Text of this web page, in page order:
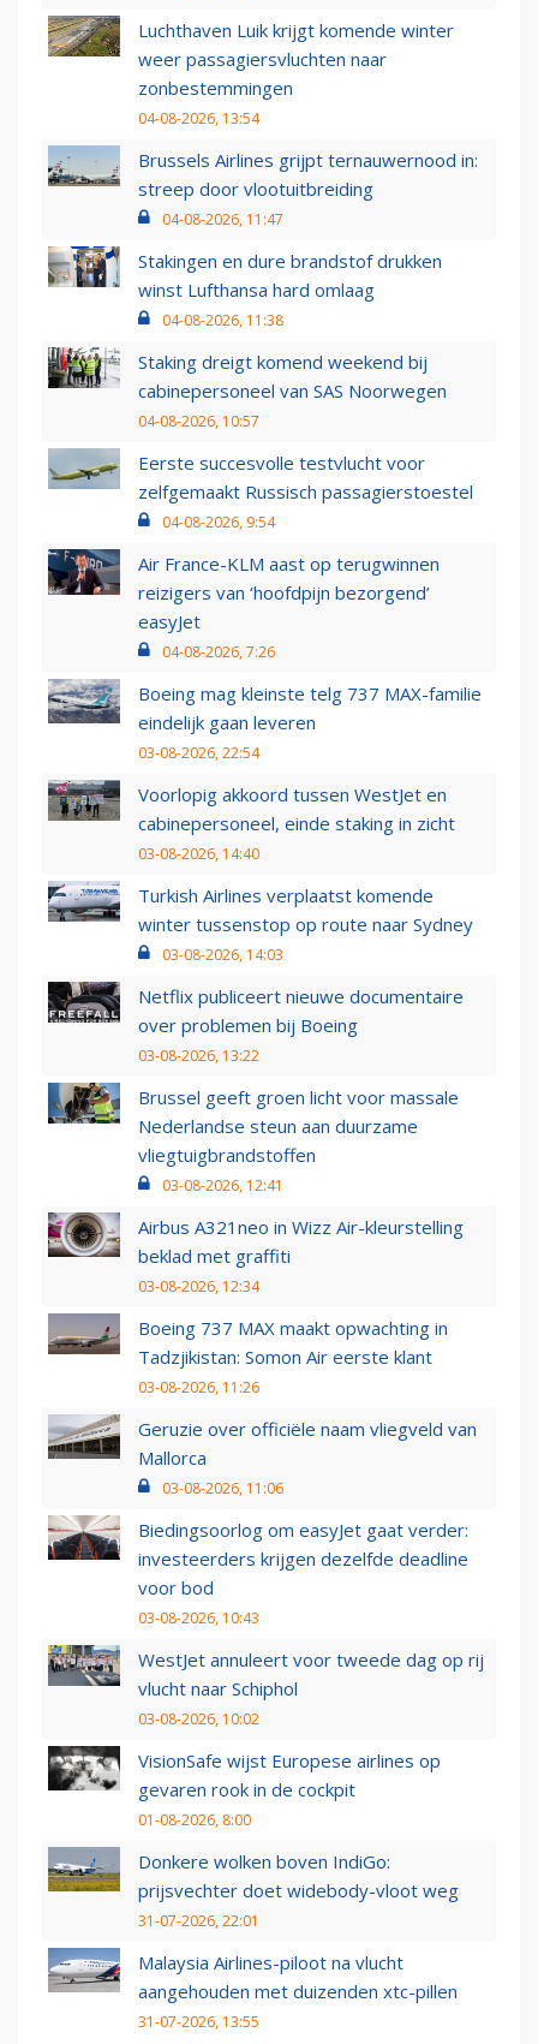
Luchthaven Luik krijgt komende winter
weer passagiersvluchten naar
zonbestemmingen
04-08-2026, 13:54
Brussels Airlines grijpt ternauwernood in:
streep door vlootuitbreiding
04-08-2026, 11:47
Stakingen en dure brandstof drukken
winst Lufthansa hard omlaag
04-08-2026, 11:38
Staking dreigt komend weekend bij
cabinepersoneel van SAS Noorwegen
04-08-2026, 10:57
Eerste succesvolle testvlucht voor
zelfgemaakt Russisch passagierstoestel
04-08-2026, 9:54
Air France-KLM aast op terugwinnen
reizigers van ‘hoofdpijn bezorgend’
easyJet
04-08-2026, 7:26
Boeing mag kleinste telg 737 MAX-familie
eindelijk gaan leveren
03-08-2026, 22:54
Voorlopig akkoord tussen WestJet en
cabinepersoneel, einde staking in zicht
03-08-2026, 14:40
Turkish Airlines verplaatst komende
winter tussenstop op route naar Sydney
03-08-2026, 14:03
Netflix publiceert nieuwe documentaire
over problemen bij Boeing
03-08-2026, 13:22
Brussel geeft groen licht voor massale
Nederlandse steun aan duurzame
vliegtuigbrandstoffen
03-08-2026, 12:41
Airbus A321neo in Wizz Air-kleurstelling
beklad met graffiti
03-08-2026, 12:34
Boeing 737 MAX maakt opwachting in
Tadzjikistan: Somon Air eerste klant
03-08-2026, 11:26
Geruzie over officiële naam vliegveld van
Mallorca
03-08-2026, 11:06
Biedingsoorlog om easyJet gaat verder:
investeerders krijgen dezelfde deadline
voor bod
03-08-2026, 10:43
WestJet annuleert voor tweede dag op rij
vlucht naar Schiphol
03-08-2026, 10:02
VisionSafe wijst Europese airlines op
gevaren rook in de cockpit
01-08-2026, 8:00
Donkere wolken boven IndiGo:
prijsvechter doet widebody-vloot weg
31-07-2026, 22:01
Malaysia Airlines-piloot na vlucht
aangehouden met duizenden xtc-pillen
31-07-2026, 13:55